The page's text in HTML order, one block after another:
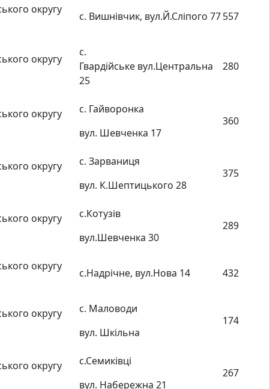
округу
с. Вишнівчик, вул.Й.Сліпого 77557
округу
с.
Гвардійське вул.Центральна
25
280
округу
с. Гайворонка
вул. Шевченка 17
360
округу
с. Зарваниця
вул. К.Шептицького 28
375
округу
с.Котузів
вул.Шевченка 30
289
округу
с.Надрічне, вул.Нова 14 432
округу
с. Маловоди
вул. Шкільна
174
округу
с.Семиківці
вул. Набережна 21
267